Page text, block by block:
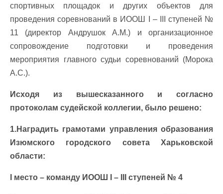
спортивных площадок и других объектов для
проведения соревнований в ИООШ І – ІІІ ступеней №
11 (директор Андрушок А.М.) и организационное
сопровождение подготовки и проведения
мероприятия главного судьи соревнований (Морока
А.С.).
Исходя из вышесказанного и согласно
протоколам судейской коллегии, было решено:
1.Наградить грамотами управления образования
Изюмского городского совета Харьковской
области:
I место – команду ИООШ І – ІІІ ступеней № 4